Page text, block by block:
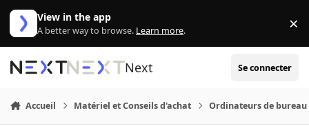
Aller au contenu
View in the app
A better way to browse. Learn more. ×
Next Se connecter
Accueil Matériel et Conseils d'achat Ordinateurs de bureau